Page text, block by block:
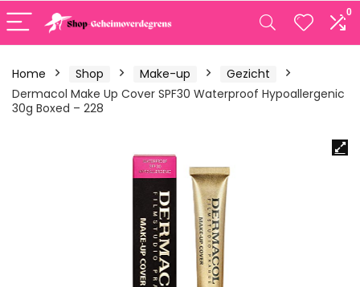
0
Home Shop Make-up
Gezicht
Dermacol Make Up Cover SPF30 Waterproof Hypoallergenic
30g Boxed – 228